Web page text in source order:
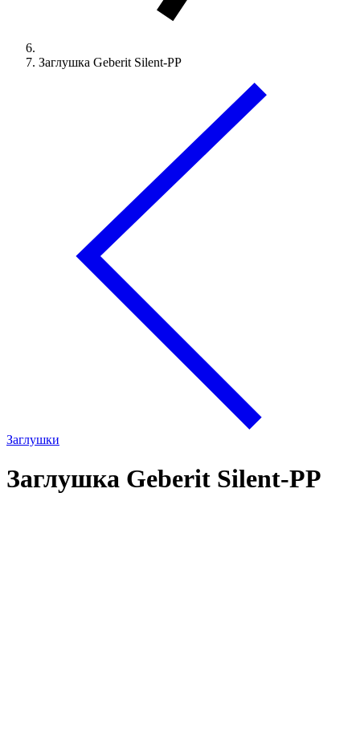
Заглушка Geberit Silent-PP
Заглушки
Заглушка Geberit Silent-PP